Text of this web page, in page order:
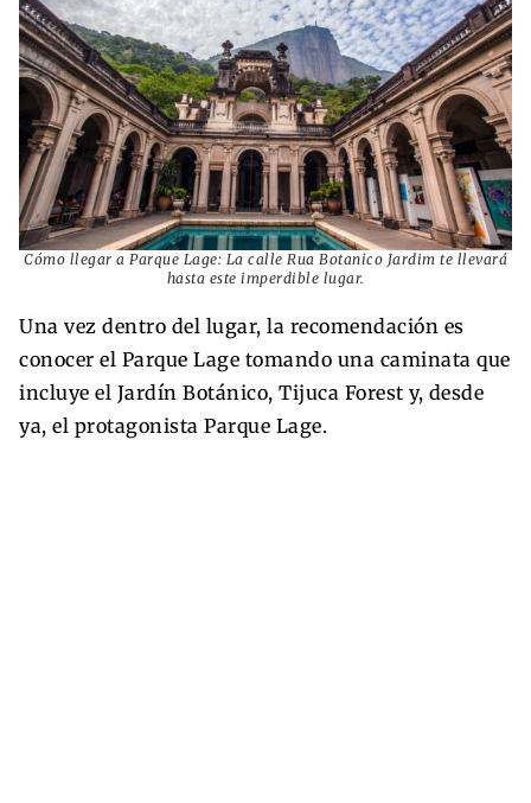
Cómo llegar a Parque Lage: La calle Rua Botanico Jardim te llevará
hasta este imperdible lugar.
Una vez dentro del lugar, la recomendación es
conocer el Parque Lage tomando una caminata que
incluye el Jardín Botánico, Tijuca Forest y, desde
ya, el protagonista Parque Lage.